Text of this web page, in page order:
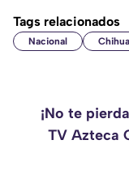
Tags relacionados
Nacional
¡No te
TV Azteca